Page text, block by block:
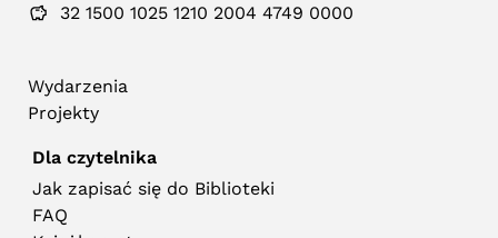
32 1500 1025 1210 2004 4749 0000
Wydarzenia
Projekty
Dla czytelnika
Jak zapisać się do Biblioteki
FAQ